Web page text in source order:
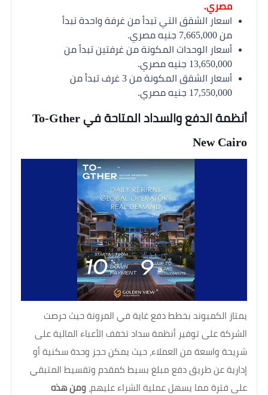
مصري.
اسعار الشقق التي تبدأ من غرفة واحدة تبدأ
من 7,665,000 جنيه مصري.
أسعار الوحدات المكونة من غرفتين تبدأ من
13,650,000 جنيه مصري.
أسعار الشقق المكونة من 3 غرف تبدأ من
17,550,000 جنيه مصري.
أنظمة الدفع والسداد المتاحة في To-Gther
New Cairo
يمتاز الكمبوند بخطط دفع غاية في المرونة حيث حرصت
الشركة على توفير أنظمة سداد تخفف الأعباء المالية على
شريحة واسعة من العملاء، حيث يمكن حجز وحدة سكنية أو
إدارية عن طريق دفع مبلغ بسيط كمقدم وتقسيط المتبقي
على فترة مما يسهل عملية الشراء عليهم، ومن هذه